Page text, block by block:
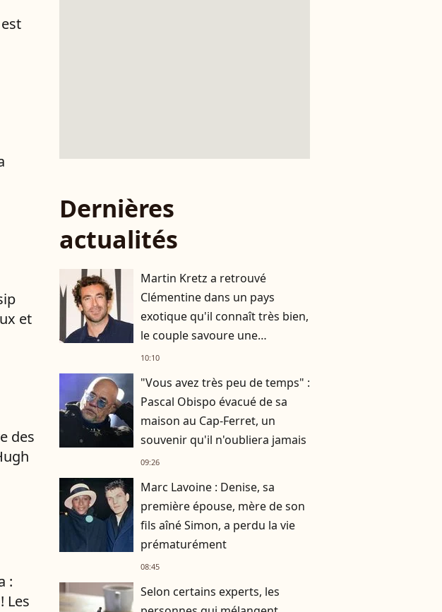
et
des
:
Les
Dernières
actualités
Martin Kretz a retrouvé
Clémentine dans un pays
exotique qu'il connaît très bien,
le couple savoure une
parenthèse paradisiaque
10:10
"Vous avez très peu de temps" :
Pascal Obispo évacué de sa
maison au Cap-Ferret, un
souvenir qu'il n'oubliera jamais
09:26
Marc Lavoine : Denise, sa
première épouse, mère de son
fils aîné Simon, a perdu la vie
prématurément
08:45
Selon certains experts, les